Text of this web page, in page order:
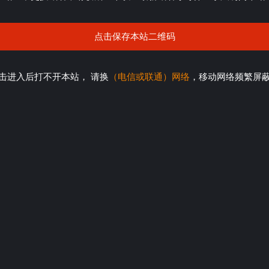
点击保存本站二维码
进入后打不开本站， 请换 （电信或联通）网络 ，移动网络频繁屏